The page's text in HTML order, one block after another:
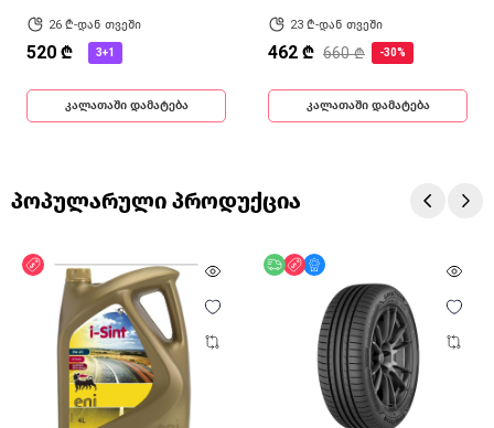
26 ₾-დან თვეში
520 ₾ 3+1
კალათაში დამატება
23 ₾-დან თვეში
462 ₾ 660 ₾ -30%
კალათაში დამატება
პოპულარული პროდუქცია
ფასდაკლება უფასო მიწოდება
ფასდაკლება